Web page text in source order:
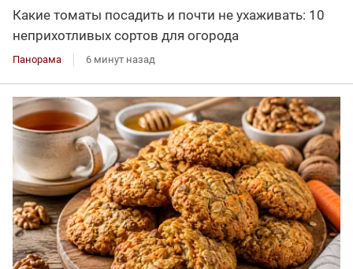
Какие томаты посадить и почти не ухаживать: 10
неприхотливых сортов для огорода
Панорама 6 минут назад